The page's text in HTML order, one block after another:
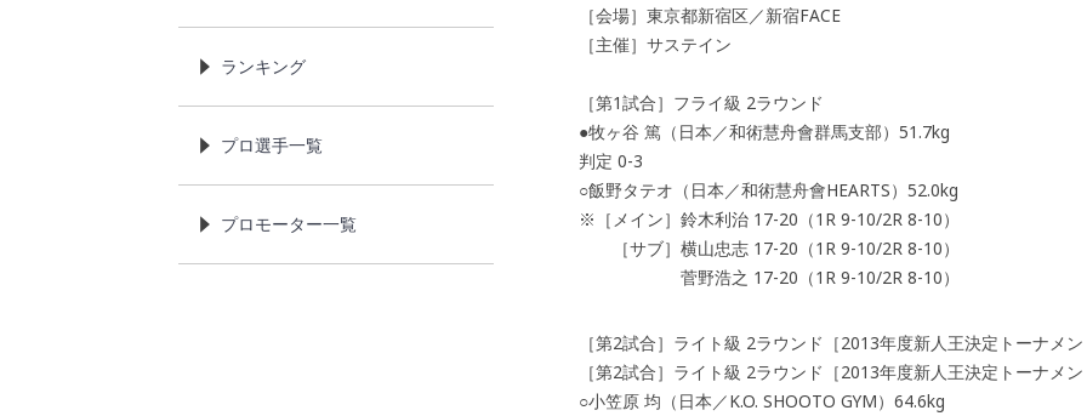
［会場］東京都新宿区／新宿FACE
［主催］サステイン
［第1試合］フライ級 2ラウンド
●牧ヶ谷 篤（日本／和術慧舟會群馬支部）51.7kg
判定 0-3
○飯野タテオ（日本／和術慧舟會HEARTS）52.0kg
※［メイン］鈴木利治 17-20（1R 9-10/2R 8-10）
［サブ］横山忠志 17-20（1R 9-10/2R 8-10）
菅野浩之 17-20（1R 9-10/2R 8-10）
［第2試合］ライト級 2ラウンド［2013年度新人王決定トーナメン
［第2試合］ライト級 2ラウンド［2013年度新人王決定トーナメン
○小笠原 均（日本／K.O. SHOOTO GYM）64.6kg
ランキング
プロ選手一覧
プロモーター一覧